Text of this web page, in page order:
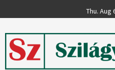
to
Thu. Aug